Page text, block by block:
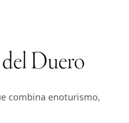
del Duero
combina enoturismo,